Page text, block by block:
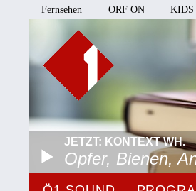
Fernsehen ORF ON KIDS
JETZT: KONTEXT WH.
Opfer, Bienen,